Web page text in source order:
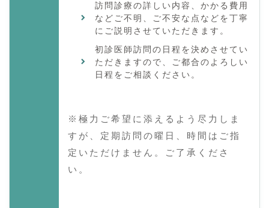
訪問診療の詳しい内容、かかる費用
などご不明、ご不安な点などを丁寧
にご説明させていただきます。
初診医師訪問の日程を決めさせてい
ただきますので、ご都合のよろしい
日程をご相談ください。
※極力ご希望に添えるよう尽力しま
すが、定期訪問の曜日、時間はご指
定いただけません。ご了承くださ
い。